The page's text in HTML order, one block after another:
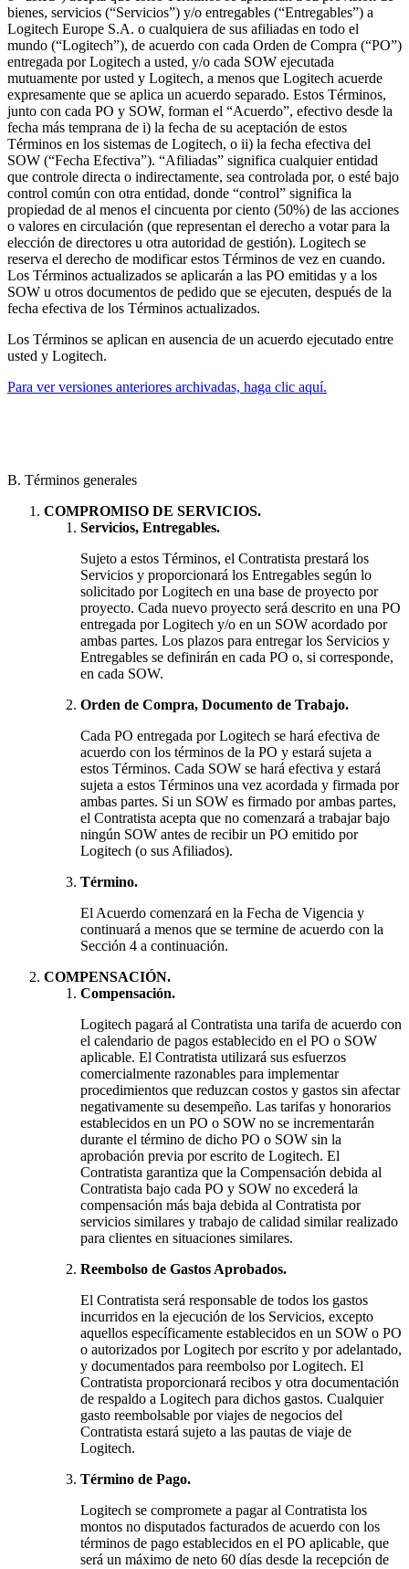
bienes, servicios (“Servicios”) y/o entregables (“Entregables”) a
Logitech Europe S.A. o cualquiera de sus afiliadas en todo el
mundo (“Logitech”), de acuerdo con cada Orden de Compra (“PO”)
entregada por Logitech a usted, y/o cada SOW ejecutada
mutuamente por usted y Logitech, a menos que Logitech acuerde
expresamente que se aplica un acuerdo separado. Estos Términos,
junto con cada PO y SOW, forman el “Acuerdo”, efectivo desde la
fecha más temprana de i) la fecha de su aceptación de estos
Términos en los sistemas de Logitech, o ii) la fecha efectiva del
SOW (“Fecha Efectiva”). “Afiliadas” significa cualquier entidad
que controle directa o indirectamente, sea controlada por, o esté bajo
control común con otra entidad, donde “control” significa la
propiedad de al menos el cincuenta por ciento (50%) de las acciones
o valores en circulación (que representan el derecho a votar para la
elección de directores u otra autoridad de gestión). Logitech se
reserva el derecho de modificar estos Términos de vez en cuando.
Los Términos actualizados se aplicarán a las PO emitidas y a los
SOW u otros documentos de pedido que se ejecuten, después de la
fecha efectiva de los Términos actualizados.
Los Términos se aplican en ausencia de un acuerdo ejecutado entre
usted y Logitech.
Para ver versiones anteriores archivadas, haga clic aquí.
B. Términos generales
COMPROMISO DE SERVICIOS.
Servicios, Entregables.
Sujeto a estos Términos, el Contratista prestará los
Servicios y proporcionará los Entregables según lo
solicitado por Logitech en una base de proyecto por
proyecto. Cada nuevo proyecto será descrito en una PO
entregada por Logitech y/o en un SOW acordado por
ambas partes. Los plazos para entregar los Servicios y
Entregables se definirán en cada PO o, si corresponde,
en cada SOW.
Orden de Compra, Documento de Trabajo.
Cada PO entregada por Logitech se hará efectiva de
acuerdo con los términos de la PO y estará sujeta a
estos Términos. Cada SOW se hará efectiva y estará
sujeta a estos Términos una vez acordada y firmada por
ambas partes. Si un SOW es firmado por ambas partes,
el Contratista acepta que no comenzará a trabajar bajo
ningún SOW antes de recibir un PO emitido por
Logitech (o sus Afiliados).
Término.
El Acuerdo comenzará en la Fecha de Vigencia y
continuará a menos que se termine de acuerdo con la
Sección 4 a continuación.
COMPENSACIÓN.
Compensación.
Logitech pagará al Contratista una tarifa de acuerdo con
el calendario de pagos establecido en el PO o SOW
aplicable. El Contratista utilizará sus esfuerzos
comercialmente razonables para implementar
procedimientos que reduzcan costos y gastos sin afectar
negativamente su desempeño. Las tarifas y honorarios
establecidos en un PO o SOW no se incrementarán
durante el término de dicho PO o SOW sin la
aprobación previa por escrito de Logitech. El
Contratista garantiza que la Compensación debida al
Contratista bajo cada PO y SOW no excederá la
compensación más baja debida al Contratista por
servicios similares y trabajo de calidad similar realizado
para clientes en situaciones similares.
Reembolso de Gastos Aprobados.
El Contratista será responsable de todos los gastos
incurridos en la ejecución de los Servicios, excepto
aquellos específicamente establecidos en un SOW o PO
o autorizados por Logitech por escrito y por adelantado,
y documentados para reembolso por Logitech. El
Contratista proporcionará recibos y otra documentación
de respaldo a Logitech para dichos gastos. Cualquier
gasto reembolsable por viajes de negocios del
Contratista estará sujeto a las pautas de viaje de
Logitech.
Término de Pago.
Logitech se compromete a pagar al Contratista los
montos no disputados facturados de acuerdo con los
términos de pago establecidos en el PO aplicable, que
será un máximo de neto 60 días desde la recepción de